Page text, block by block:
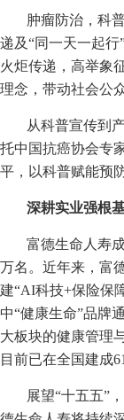
肿瘤防治，科
递及“同一天一起
火炬传递，高举象
理念，带动社会公
从科普宣传到
托中国抗癌协会专
平，以科普赋能预
深耕实业强根
富德生命人寿
万名。近年来，富
建“AI科技+保险保
中“健康生命”品牌
大板块的健康管理
目前已在全国建成
展望“十五五”